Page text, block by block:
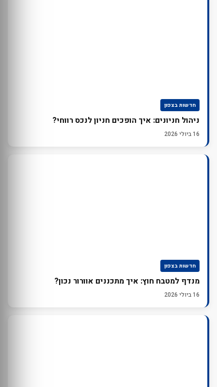
חדשות בצפון
ניהול חניונים: איך הופכים חניון לנכס רווחי?
16 ביולי 2026
חדשות בצפון
מנדף למטבח חוץ: איך מתכננים אוורור נכון?
16 ביולי 2026